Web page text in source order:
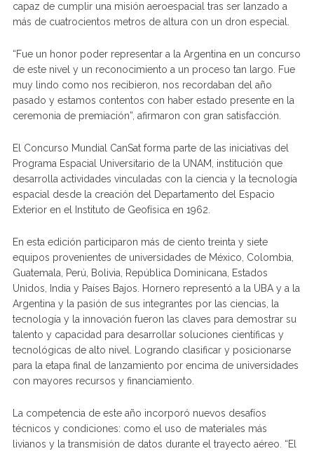
capaz de cumplir una misión aeroespacial tras ser lanzado a
más de cuatrocientos metros de altura con un dron especial.
“Fue un honor poder representar a la Argentina en un concurso
de este nivel y un reconocimiento a un proceso tan largo. Fue
muy lindo como nos recibieron, nos recordaban del año
pasado y estamos contentos con haber estado presente en la
ceremonia de premiación”, afirmaron con gran satisfacción.
El Concurso Mundial CanSat forma parte de las iniciativas del
Programa Espacial Universitario de la UNAM, institución que
desarrolla actividades vinculadas con la ciencia y la tecnología
espacial desde la creación del Departamento del Espacio
Exterior en el Instituto de Geofísica en 1962.
En esta edición participaron más de ciento treinta y siete
equipos provenientes de universidades de México, Colombia,
Guatemala, Perú, Bolivia, República Dominicana, Estados
Unidos, India y Países Bajos. Hornero representó a la UBA y a la
Argentina y la pasión de sus integrantes por las ciencias, la
tecnología y la innovación fueron las claves para demostrar su
talento y capacidad para desarrollar soluciones científicas y
tecnológicas de alto nivel. Logrando clasificar y posicionarse
para la etapa final de lanzamiento por encima de universidades
con mayores recursos y financiamiento.
La competencia de este año incorporó nuevos desafíos
técnicos y condiciones: como el uso de materiales más
livianos y la transmisión de datos durante el trayecto aéreo. “El